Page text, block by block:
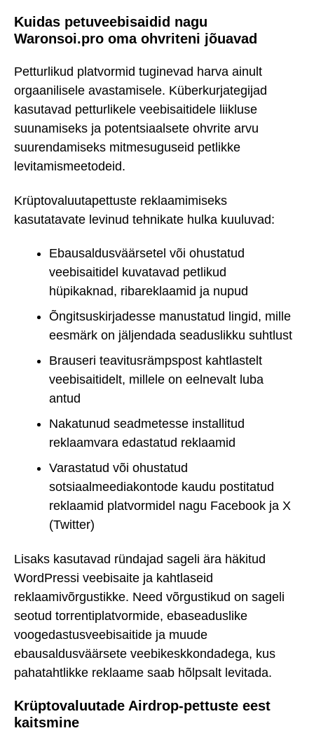
Kuidas petuveebisaidid nagu
Waronsoi.pro oma ohvriteni jõuavad
Petturlikud platvormid tuginevad harva ainult
orgaanilisele avastamisele. Küberkurjategijad
kasutavad petturlikele veebisaitidele liikluse
suunamiseks ja potentsiaalsete ohvrite arvu
suurendamiseks mitmesuguseid petlikke
levitamismeetodeid.
Krüptovaluutapettuste reklaamimiseks
kasutatavate levinud tehnikate hulka kuuluvad:
Ebausaldusväärsetel või ohustatud
veebisaitidel kuvatavad petlikud
hüpikaknad, ribareklaamid ja nupud
Õngitsuskirjadesse manustatud lingid, mille
eesmärk on jäljendada seaduslikku suhtlust
Brauseri teavitusrämpspost kahtlastelt
veebisaitidelt, millele on eelnevalt luba
antud
Nakatunud seadmetesse installitud
reklaamvara edastatud reklaamid
Varastatud või ohustatud
sotsiaalmeediakontode kaudu postitatud
reklaamid platvormidel nagu Facebook ja X
(Twitter)
Lisaks kasutavad ründajad sageli ära häkitud
WordPressi veebisaite ja kahtlaseid
reklaamivõrgustikke. Need võrgustikud on sageli
seotud torrentiplatvormide, ebaseaduslike
voogedastusveebisaitide ja muude
ebausaldusväärsete veebikeskkondadega, kus
pahatahtlikke reklaame saab hõlpsalt levitada.
Krüptovaluutade Airdrop-pettuste eest
kaitsmine